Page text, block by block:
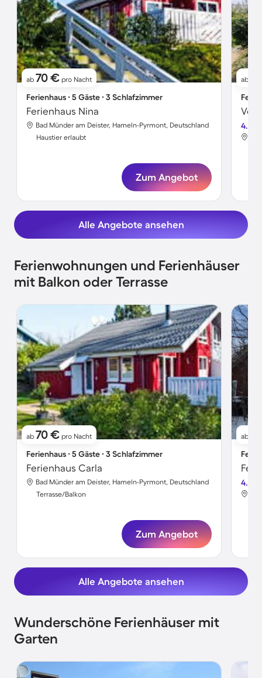
ab 70 € pro Nacht
Ferienhaus ∙ 5 Gäste ∙ 3 Schlafzimmer
Ferienhaus Nina
Bad Münder am Deister, Hameln-Pyrmont, Deutschland
Haustier erlaubt
Zum Angebot
ab
4.5
Alle Angebote ansehen
Ferienwohnungen und Ferienhäuser
mit Balkon oder Terrasse
ab 70 € pro Nacht
Ferienhaus ∙ 5 Gäste ∙ 3 Schlafzimmer
Ferienhaus Carla
Bad Münder am Deister, Hameln-Pyrmont, Deutschland
Terrasse/Balkon
Zum Angebot
ab
4.3
Alle Angebote ansehen
Wunderschöne Ferienhäuser mit
Garten